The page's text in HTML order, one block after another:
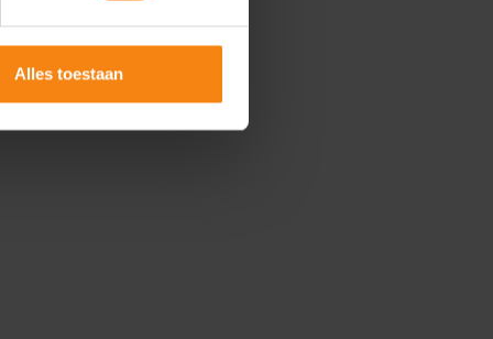
Alles toestaan